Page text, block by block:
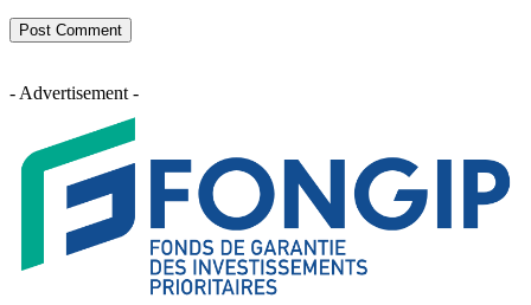
- Advertisement -